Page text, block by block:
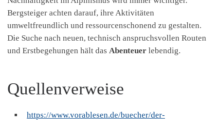
Bergsteiger achten darauf, ihre Aktivitäten
umweltfreundlich und ressourcenschonend zu gestalten.
Die Suche nach neuen, technisch anspruchsvollen Routen
und Erstbegehungen hält das Abenteuer lebendig.
Quellenverweise
https://www.vorablesen.de/buecher/der-